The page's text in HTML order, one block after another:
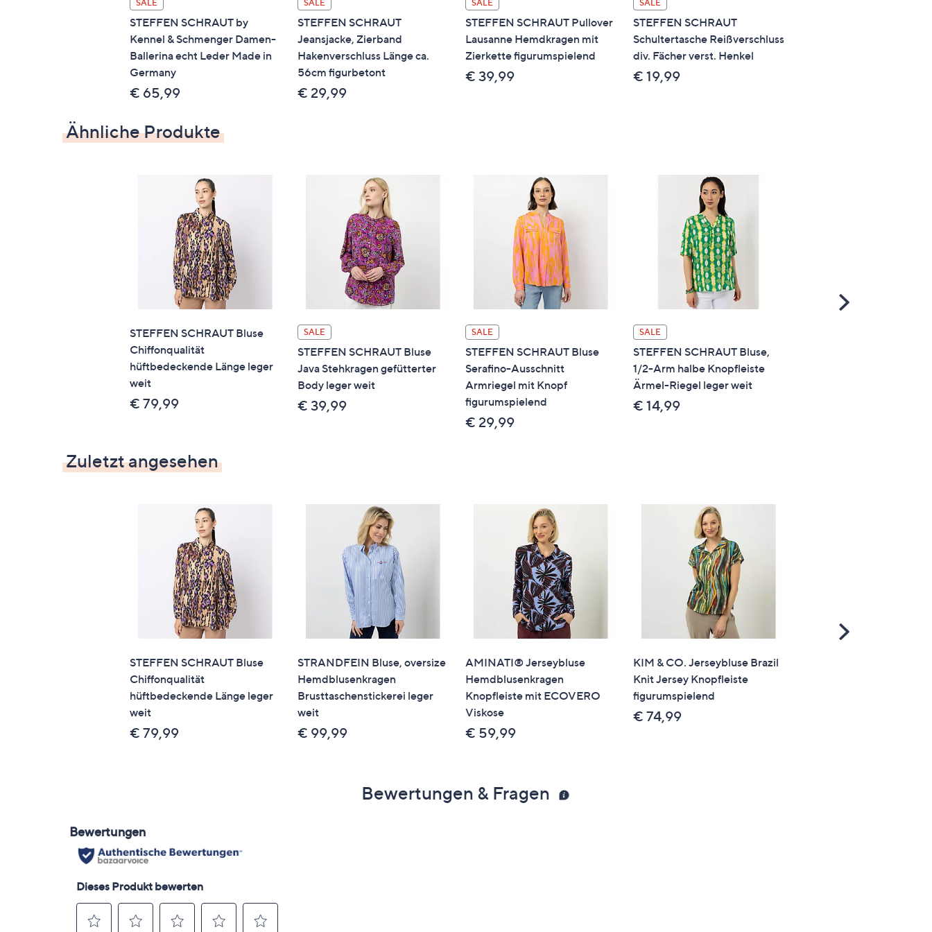
SALE
STEFFEN SCHRAUT by
Kennel & Schmenger Damen-
Ballerina echt Leder Made in
Germany
€ 65,99
SALE
STEFFEN SCHRAUT
Jeansjacke, Zierband
Hakenverschluss Länge ca.
56cm figurbetont
€ 29,99
SALE
STEFFEN SCHRAUT Pullover
Lausanne Hemdkragen mit
Zierkette figurumspielend
€ 39,99
SALE
STEFFEN SCHRAUT
Schultertasche Reißverschluss
div. Fächer verst. Henkel
€ 19,99
Ähnliche Produkte
STEFFEN SCHRAUT Bluse
Chiffonqualität
hüftbedeckende Länge leger
weit
€ 79,99
SALE
STEFFEN SCHRAUT Bluse
Java Stehkragen gefütterter
Body leger weit
€ 39,99
SALE
STEFFEN SCHRAUT Bluse
Serafino-Ausschnitt
Armriegel mit Knopf
figurumspielend
€ 29,99
SALE
STEFFEN SCHRAUT Bluse,
1/2-Arm halbe Knopfleiste
Ärmel-Riegel leger weit
€ 14,99
Scroll
Zuletzt angesehen
STEFFEN SCHRAUT Bluse
Chiffonqualität
hüftbedeckende Länge leger
weit
€ 79,99
STRANDFEIN Bluse, oversize
Hemdblusenkragen
Brusttaschenstickerei leger
weit
€ 99,99
AMINATI® Jerseybluse
Hemdblusenkragen
Knopfleiste mit ECOVERO
Viskose
€ 59,99
KIM & CO. Jerseybluse Brazil
Knit Jersey Knopfleiste
figurumspielend
€ 74,99
Scroll
Bewertungen & Fragen